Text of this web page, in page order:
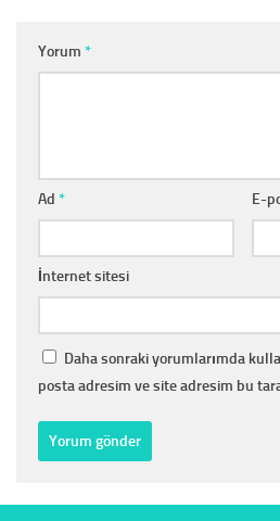
Yorum *
Ad * E-
İnternet sitesi
Daha sonraki yorumlarımda
posta adresim ve site adresim bu